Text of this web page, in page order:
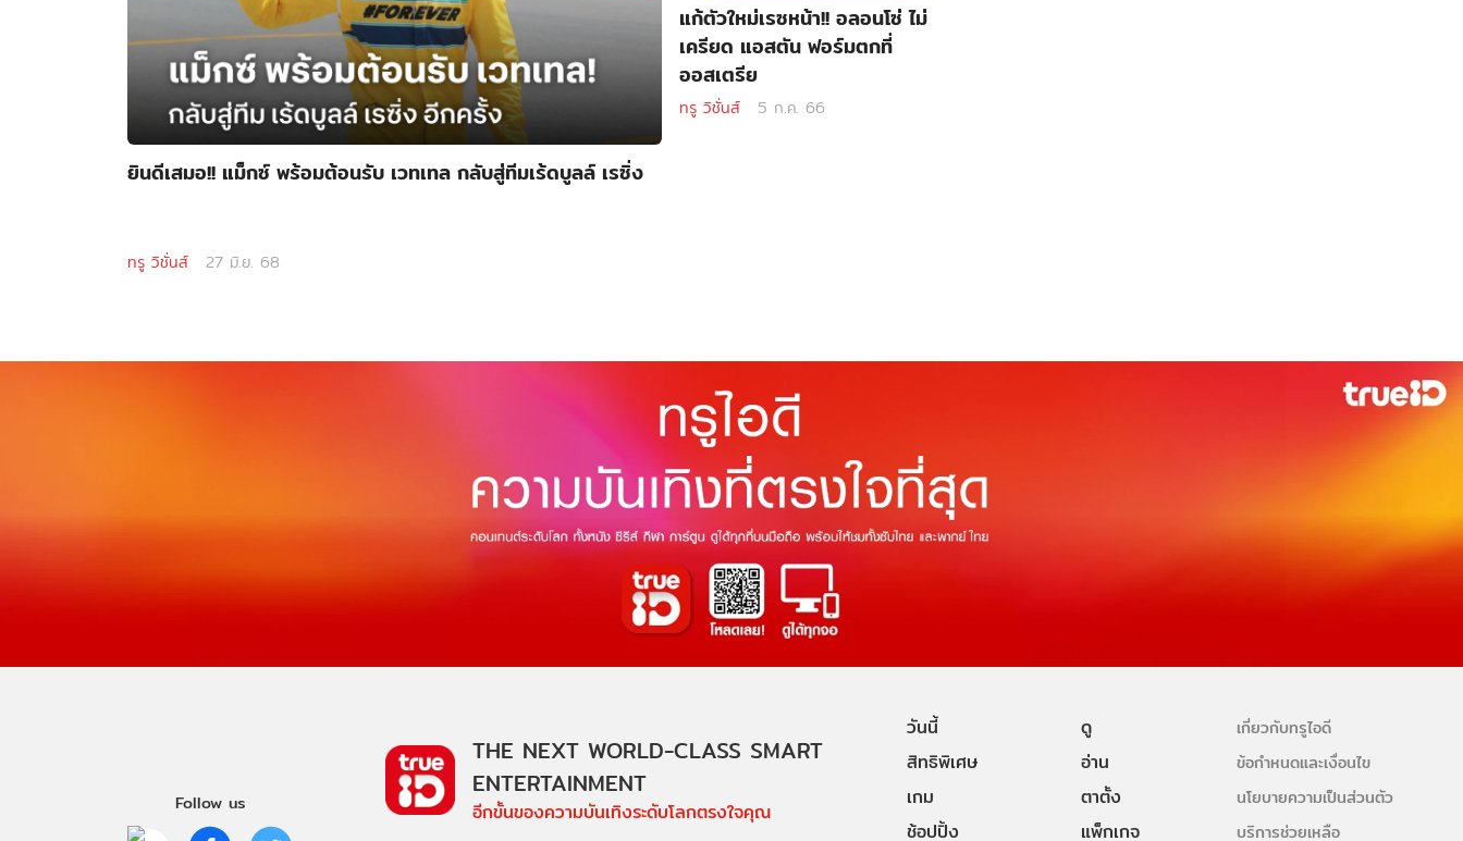
ยินดีเสมอ!! แม็กซ์ พร้อมต้อนรับ เวทเทล กลับสู่ทีมเร้ดบูลล์ เรซิ่ง
ทรู วิชั่นส์ 27 มิ.ย. 68
แก้ตัวใหม่เรซหน้า!! อลอนโซ่ ไม่
เครียด แอสตัน ฟอร์มตกที่
ออสเตรีย
ทรู วิชั่นส์ 5 ก.ค. 66
Follow us
THE NEXT WORLD-CLASS SMART
ENTERTAINMENT
อีกขั้นของความบันเทิงระดับโลกตรงใจคุณ
วันนี้
ดู
สิทธิพิเศษ
อ่าน
เกม
ตาตั้ง
ช้อปปิ้ง
แพ็กเกจ
เกี่ยวกับทรูไอดี
ข้อกำหนดและเงื่อนไข
นโยบายความเป็นส่วนตัว
บริการช่วยเหลือ